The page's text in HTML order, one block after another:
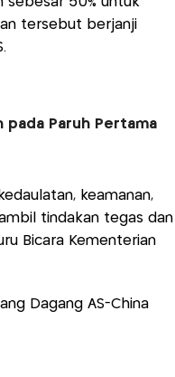
tersebut berjanji
pada Paruh Pertama
keamanan,
tindakan tegas dan
Bicara Kementerian
Dagang AS-China